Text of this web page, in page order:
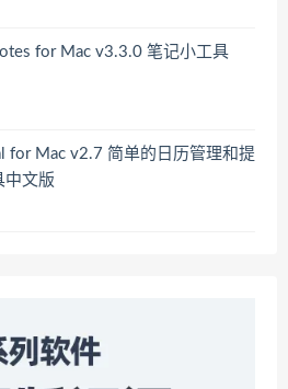
for Mac v3.3.0 笔记小工具
for Mac v2.7 简单的日历管理和提
中文版